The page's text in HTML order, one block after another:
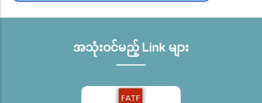
မှုများကို မျက်ကွယ်ပြု၍ FATF နှင့် မြန်မာနိုင်ငံအကြား
အနီးကပ်ပူးပေါင်းဆောင်ရွက်နေမှုများကို သေချာစွာသုံးသပ်
ခြင်းမရှိဘဲ ထိခိုက်အောင် ရေးသားထုတ်ပြန်နေမှုကို ကန့်ကွက်ပါ
အသုံးဝင်မည့် Link များ